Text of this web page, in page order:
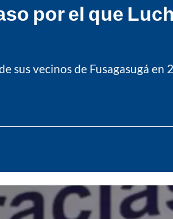
por el que
vecinos de Fusagasugá